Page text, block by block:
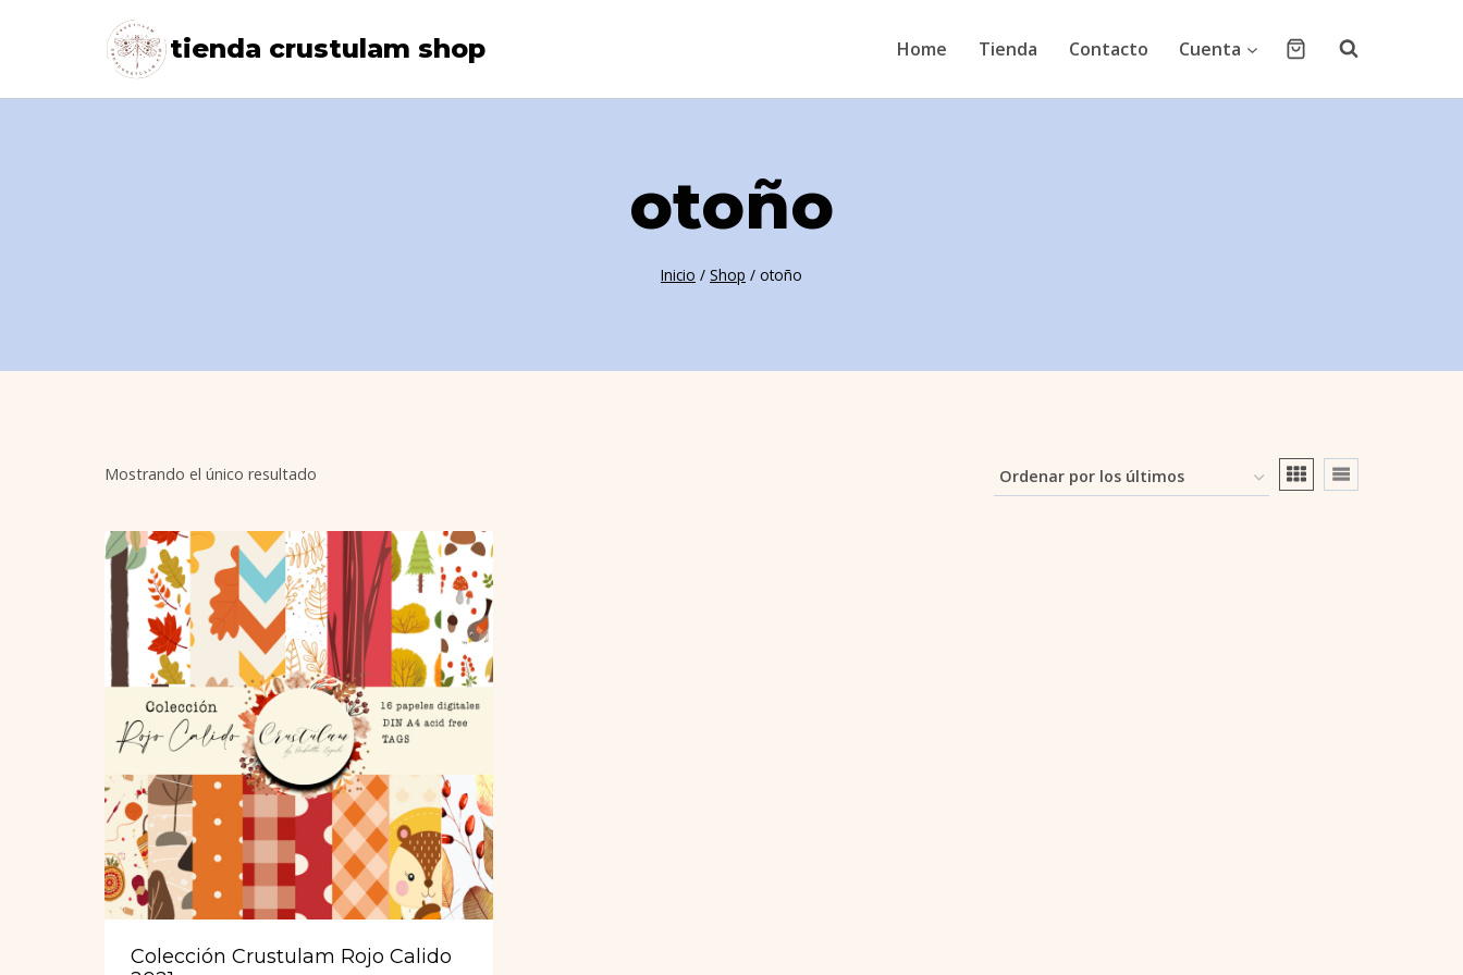
tienda crustulam shop Home Tienda Contacto Cuenta
otoño
Inicio / Shop / otoño
Mostrando el único resultado
Colección Crustulam Rojo Calido